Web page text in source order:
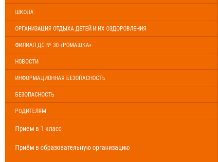
ШКОЛА
ОРГАНИЗАЦИЯ ОТДЫХА ДЕТЕЙ И ИХ ОЗДОРОВЛЕНИЯ
ФИЛИАЛ ДС № 30 «РОМАШКА»
НОВОСТИ
ИНФОРМАЦИОННАЯ БЕЗОПАСНОСТЬ
БЕЗОПАСНОСТЬ
РОДИТЕЛЯМ
Прием в 1 класс
Приём в образовательную организацию